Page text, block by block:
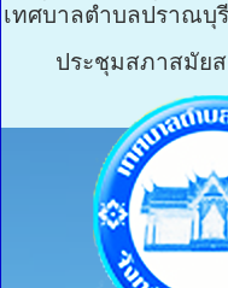
เทศบาลตำบลปราณบุรี
ประชุมสภาสมัย